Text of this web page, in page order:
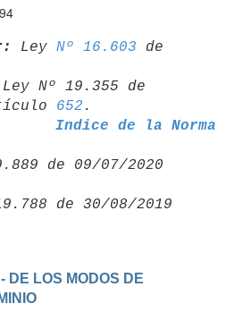
Ley Nº 16.603 de
Ley Nº 19.355 de
652
Indice de la Norma
de 09/07/2020
DE LOS MODOS DE